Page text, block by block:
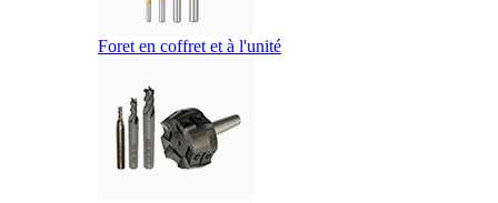
Foret en coffret et à l'unité